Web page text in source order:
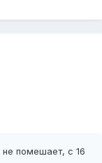
помешает, с 16